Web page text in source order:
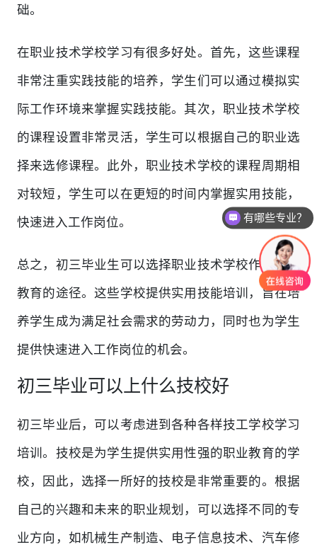
础。
在职业技术学校学习有很多好处。首先，这些课程
非常注重实践技能的培养，学生们可以通过模拟实
际工作环境来掌握实践技能。其次，职业技术学校
的课程设置非常灵活，学生可以根据自己的职业选
择来选修课程。此外，职业技术学校的课程周期相
对较短，学生可以在更短的时间内掌握实用技能，
快速进入工作岗位。
总之，初三毕业生可以选择职业技术学校作为继续
教育的途径。这些学校提供实用技能培训，旨在培
养学生成为满足社会需求的劳动力，同时也为学生
提供快速进入工作岗位的机会。
初三毕业可以上什么技校好
初三毕业后，可以考虑进到各种各样技工学校学习
培训。技校是为学生提供实用性强的职业教育的学
校，因此，选择一所好的技校是非常重要的。根据
自己的兴趣和未来的职业规划，可以选择不同的专
业方向，如机械生产制造、电子信息技术、汽车修
有哪些专业？